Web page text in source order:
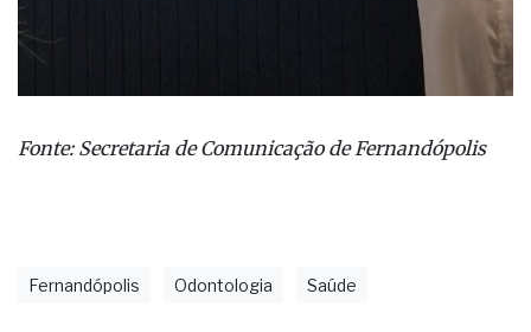
Fonte: Secretaria de Comunicação de Fernandópolis
Fernandópolis Odontologia Saúde